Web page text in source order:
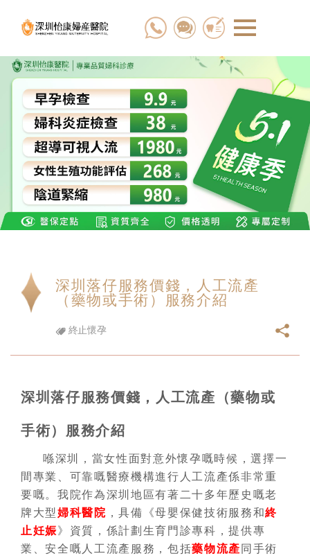
深圳落仔服務價錢，人工流產
（藥物或手術）服務介紹
終止懷孕
深圳落仔服務價錢，人工流產（藥物或
手術）服務介紹
喺深圳，當女性面對意外懷孕嘅時候，選擇一
間專業、可靠嘅醫療機構進行人工流產係非常重
要嘅。我院作為深圳地區有著二十多年歷史嘅老
牌大型婦科醫院 ，具備《母嬰保健技術服務和終
止妊娠》資質，係計劃生育門診專科，提供專
業、安全嘅人工流產服務，包括藥物流產 同手術